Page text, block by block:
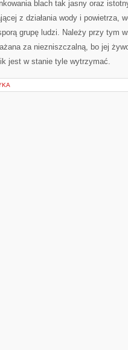
blach tak jasny oraz
z działania wody i powietrza,
grupę ludzi. Należy przy tym
za niezniszczalną, bo jej
jest w stanie tyle wytrzymać.